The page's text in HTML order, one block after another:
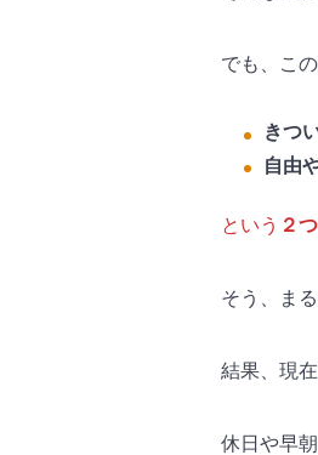
でも、こ
きつ
自由
という ２
そう、ま
結果、現
休日や早